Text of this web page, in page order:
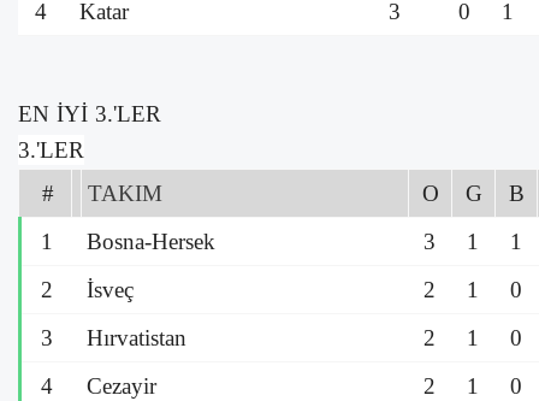
4 Katar 3 0 1
EN İYİ 3.'LER
3.'LER
#
TAKIM O G
B
1
Bosna-Hersek 3 1
1
2
İsveç 2 1
0
3
Hırvatistan 2 1
0
4
Cezayir 2 1
0